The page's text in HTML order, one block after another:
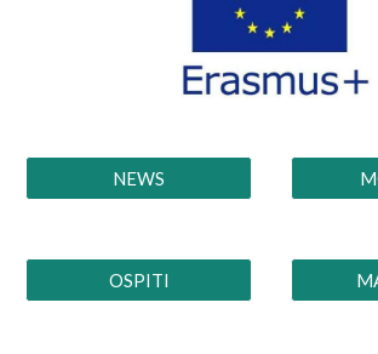
NEWS
OSPITI